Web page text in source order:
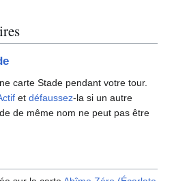
carte Stade pendant votre tour.
et défaussez-la si un autre
de même nom ne peut pas être